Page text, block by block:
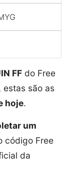
FF do Free
, estas são as
hoje.
um
código Free
da